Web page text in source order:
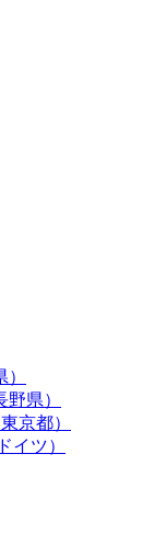
県）
京都）
イツ）